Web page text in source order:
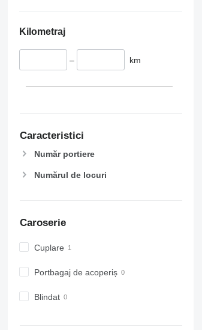
Kilometraj
– km
Caracteristici
Număr portiere
Numărul de locuri
Caroserie
Cuplare
Portbagaj de acoperiș
Blindat